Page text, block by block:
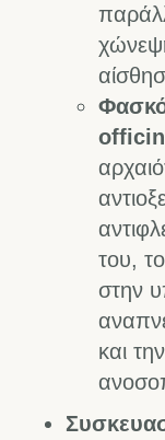
του,
στην
και